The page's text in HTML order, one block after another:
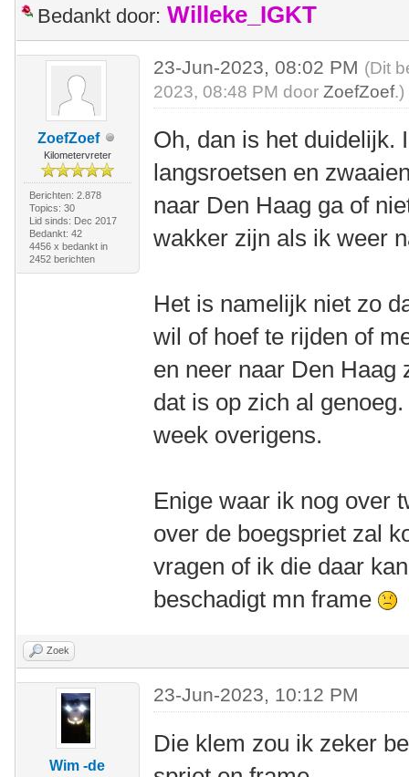
Bedankt door: Willeke_IGKT
ZoefZoef
Kilometervreter
Berichten: 2.878
Topics: 30
Lid sinds: Dec 2017
Bedankt: 42
4456 x bedankt in
2452 berichten
23-Jun-2023, 08:02 PM (Dit
2023, 08:48 PM doorZoefZoef.)
Oh, dan is het duidelijk.
langsroetsen en
naar Den Haag ga of
wakker zijn als ik weer
Het is namelijk niet zo
wil of hoef te rijden of
en neer naar Den Haag
dat is op zich al
week overigens.
Enige waar ik nog over
over de boegspriet zal
vragen of ik die daar
beschadigt mn frame
Zoek
Wim -de
23-Jun-2023, 10:12 PM
Die klem zou ik zeker